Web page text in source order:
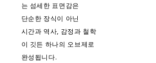
는 섬세한 표면감은
단순한 장식이 아닌
시간과 역사, 감정과 철학
이 깃든 하나의 오브제로
완성됩니다.